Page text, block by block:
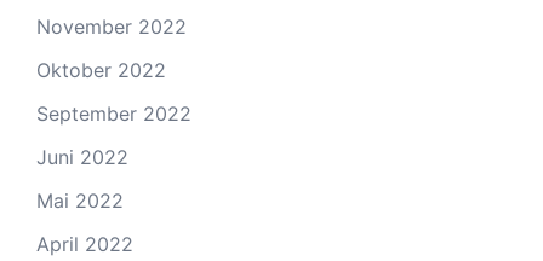
November 2022
Oktober 2022
September 2022
Juni 2022
Mai 2022
April 2022